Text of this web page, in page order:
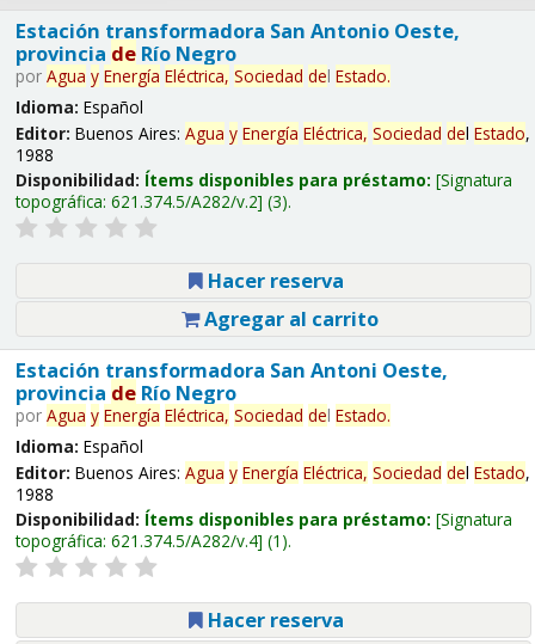
Estación transformadora San Antonio Oeste,
provincia deRío Negro
por Agua y Energía Eléctrica, Sociedad del Estado.
Idioma: Español
Editor: Buenos Aires: Agua y Energía Eléctrica, Sociedad del Estado,
1988
Disponibilidad: Ítems disponibles para préstamo: Signatura
topográfica: 621.374.5/A282/v.2 (3).
Hacer reserva
Agregar al carrito
Estación transformadora San Antoni Oeste,
provincia deRío Negro
por Agua y Energía Eléctrica, Sociedad del Estado.
Idioma: Español
Editor: Buenos Aires: Agua y Energía Eléctrica, Sociedad del Estado,
1988
Disponibilidad: Ítems disponibles para préstamo: Signatura
topográfica: 621.374.5/A282/v.4 (1).
Hacer reserva